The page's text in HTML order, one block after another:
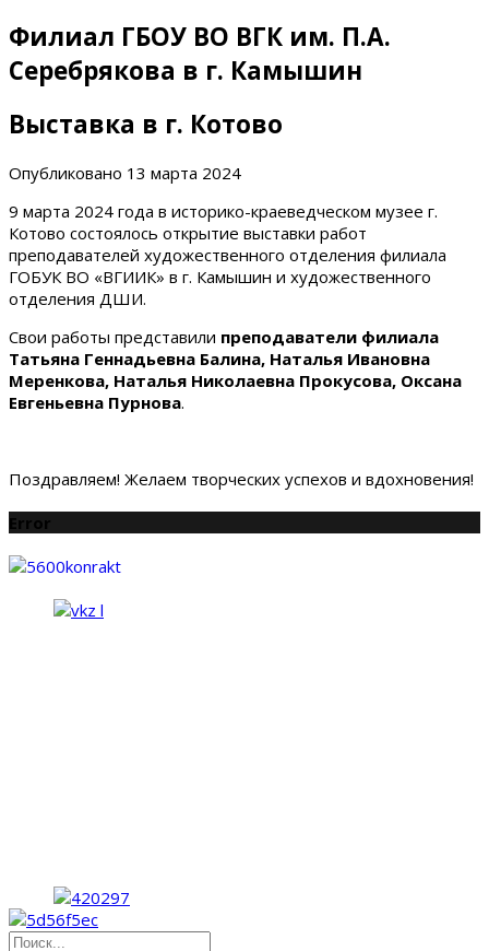
Филиал ГБОУ ВО ВГК им. П.А.
Серебрякова в г. Камышин
Выставка в г. Котово
Опубликовано 13 марта 2024
9 марта 2024 года в историко-краеведческом музее г.
Котово состоялось открытие выставки работ
преподавателей художественного отделения филиала
ГОБУК ВО «ВГИИК» в г. Камышин и художественного
отделения ДШИ.
Свои работы представили преподаватели филиала
Татьяна Геннадьевна Балина, Наталья Ивановна
Меренкова, Наталья Николаевна Прокусова, Оксана
Евгеньевна Пурнова.
Поздравляем! Желаем творческих успехов и вдохновения!
Error